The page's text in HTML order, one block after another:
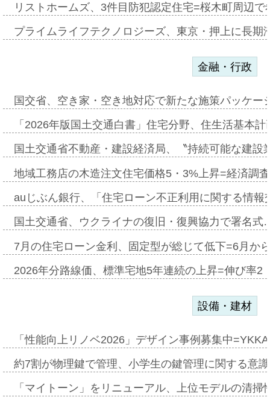
リストホームズ、3件目防犯認定住宅=桜木町周辺
プライムライフテクノロジーズ、東京・押上に長
金融・行政
国交省、空き家・空き地対応で新たな施策パッケ
「2026年版国土交通白書」住宅分野、住生活基本
国土交通省不動産・建設経済局、〝持続可能な建
地域工務店の木造注文住宅価格5・3%上昇=経済調
auじぶん銀行、「住宅ローン不正利用に関する情
国土交通省、ウクライナの復旧・復興協力で署名
7月の住宅ローン金利、固定型が総じて低下=6月か
2026年分路線価、標準宅地5年連続の上昇=伸び率
設備・建材
「性能向上リノベ2026」デザイン事例募集中
約7割が物理鍵で管理、小学生の鍵管理に関する意
「マイトーン」をリニューアル、上位モデルの清